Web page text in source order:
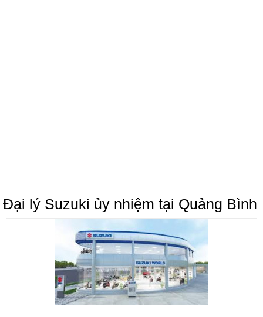
Đại lý Suzuki ủy nhiệm tại Quảng Bình